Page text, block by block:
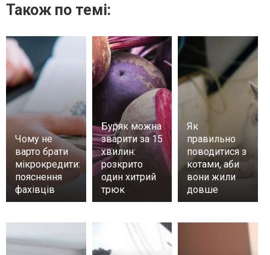
Також по темі:
Чому не
варто брати
мікрокредити:
пояснення
фахівців
Буряк можна
зварити за 15
хвилин:
розкрито
один хитрий
трюк
Як
правильно
поводитися з
котами, аби
вони жили
довше